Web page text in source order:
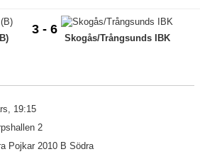
3 - 6
Skogås/Trångsunds IBK
19:15
2
Pojkar 2010 B Södra